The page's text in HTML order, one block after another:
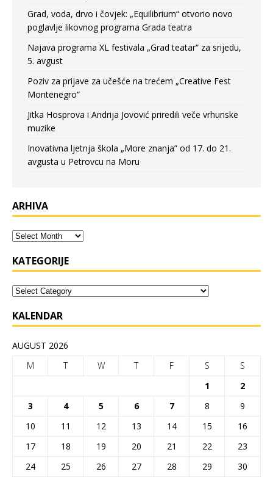
Grad, voda, drvo i čovjek: „Equilibrium“ otvorio novo
poglavlje likovnog programa Grada teatra
Najava programa XL festivala „Grad teatar“ za srijedu,
5. avgust
Poziv za prijave za učešće na trećem „Creative Fest
Montenegro“
Jitka Hosprova i Andrija Jovović priredili veče vrhunske
muzike
Inovativna ljetnja škola „More znanja” od 17. do 21.
avgusta u Petrovcu na Moru
ARHIVA
KATEGORIJE
KALENDAR
AUGUST 2026
M
T W T F S
S
1
2
3
4 5 6 7 8
9
10
11 12 13 14 15
16
17
18 19 20 21 22
23
24
25 26 27 28 29 30